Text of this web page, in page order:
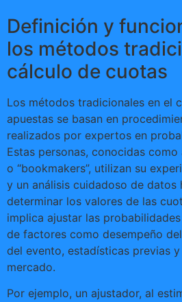
Definición y
los métodos
cálculo de cuotas
Los métodos tradicionales en el
apuestas se basan en
realizados por expertos en
Estas personas, conocidas
o “bookmakers”, utilizan su
y un análisis cuidadoso de datos
determinar los valores de las
implica ajustar las
de factores como desempeño
del evento, estadísticas previas
mercado.
Por ejemplo, un ajustador, al